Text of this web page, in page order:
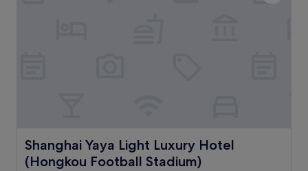
Shanghai Yaya Light Luxury Hotel
(Hongkou Football Stadium)
Shanghai Yaya Light Luxury Hotel (Hongkou Football